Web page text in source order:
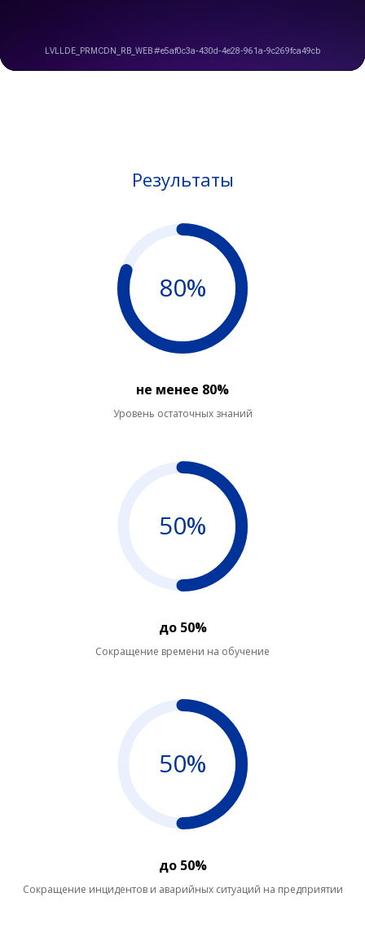
Результаты
80%
не менее 80%
Уровень остаточных знаний
50%
до 50%
Сокращение времени на обучение
50%
до 50%
Сокращение инцидентов и аварийных ситуаций на предприятии